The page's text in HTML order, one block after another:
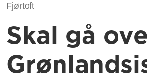
Fjørtoft
Skal gå